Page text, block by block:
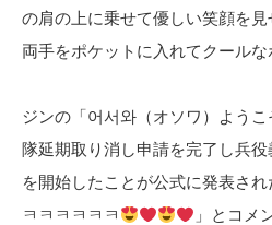
の肩の上に乗せて優しい笑顔を
両手をポケットに入れてクールな
ジンの「어서와（オソワ）よう
隊延期取り消し申請を完了し兵
を開始したことが公式に発表さ
ㅋㅋㅋㅋㅋㅋ
」とコメ